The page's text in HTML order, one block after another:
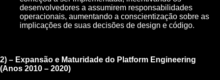
desenvolvedores a assumirem responsabilidades
operacionais, aumentando a conscientização sobre as
implicações de suas decisões de design e código.
2) – Expansão e Maturidade do Platform Engineering
(Anos 2010 – 2020)